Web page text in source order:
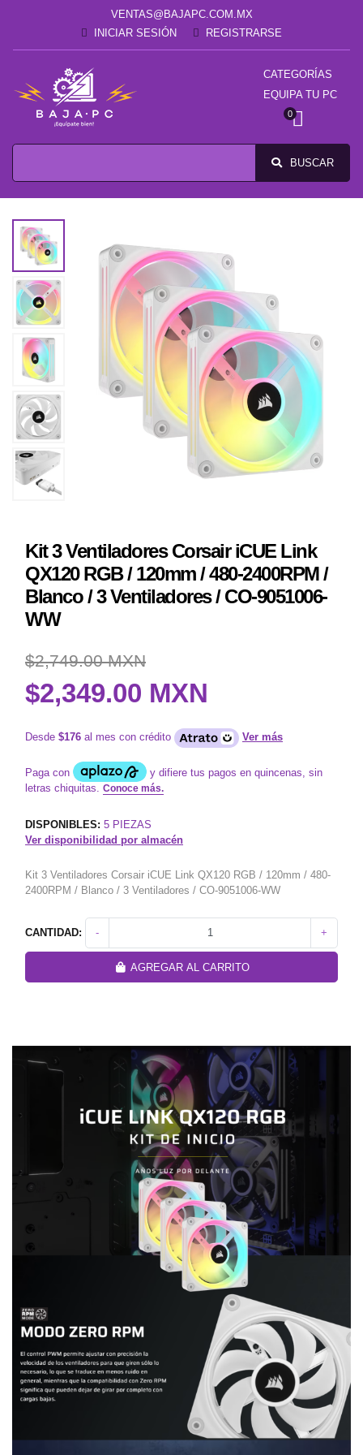
VENTAS@BAJAPC.COM.MX
INICIAR SESIÓN
REGISTRARSE
CATEGORÍAS
EQUIPA TU PC
0
BUSCAR
Kit 3 Ventiladores Corsair iCUE Link
QX120 RGB / 120mm / 480-2400RPM /
Blanco / 3 Ventiladores / CO-9051006-
WW
$2,749.00 MXN
$2,349.00 MXN
Desde $176 al mes con crédito Ver más
DISPONIBLES: 5 PIEZAS
Ver disponibilidad por almacén
Kit 3 Ventiladores Corsair iCUE Link QX120 RGB / 120mm / 480-
2400RPM / Blanco / 3 Ventiladores / CO-9051006-WW
CANTIDAD: - +
AGREGAR AL CARRITO